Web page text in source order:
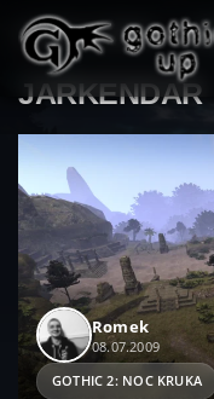
STRONA GŁÓWNA >
>
JARKENDAR
Romek
08.07.2009
GOTHIC 2: NOC KRUKA